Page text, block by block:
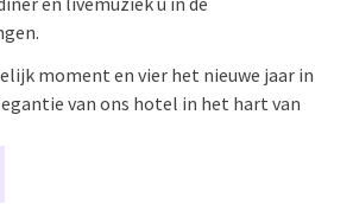
moment en vier het nieuwe jaar in
van ons hotel in het hart van